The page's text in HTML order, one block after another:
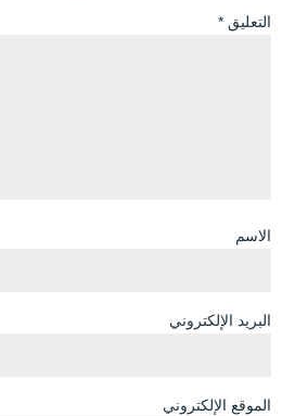
التعليق *
الاسم
البريد الإلكتروني
الموقع الإلكتروني